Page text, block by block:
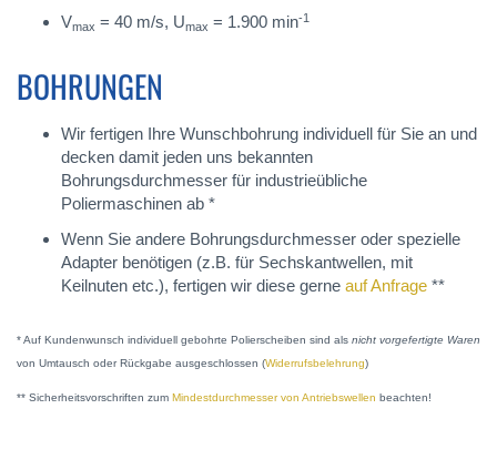
Vmax = 40 m/s, Umax = 1.900 min-1
BOHRUNGEN
Wir fertigen Ihre Wunschbohrung individuell für Sie an und
decken damit jeden uns bekannten
Bohrungsdurchmesser für industrieübliche
Poliermaschinen ab *
Wenn Sie andere Bohrungsdurchmesser oder spezielle
Adapter benötigen (z.B. für Sechskantwellen, mit
Keilnuten etc.), fertigen wir diese gerne auf Anfrage **
* Auf Kundenwunsch individuell gebohrte Polierscheiben sind als nicht vorgefertigte Waren
von Umtausch oder Rückgabe ausgeschlossen (Widerrufsbelehrung)
** Sicherheitsvorschriften zum Mindestdurchmesser von Antriebswellen beachten!